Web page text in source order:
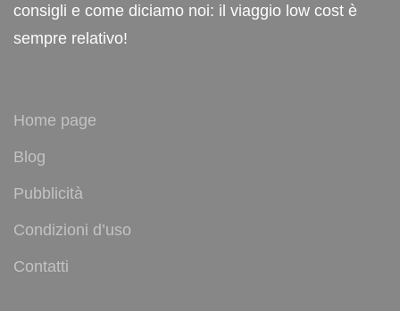
consigli e come diciamo noi: il viaggio low cost è
sempre relativo!
Home page
Blog
Pubblicità
Condizioni d’uso
Contatti